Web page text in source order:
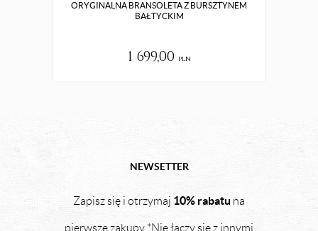
ORYGINALNA BRANSOLETA Z BURSZTYNEM
BAŁTYCKIM
1 699,00 pln
NEWSETTER
Zapisz się i otrzymaj 10% rabatu na
pierwsze zakupy *Nie łączy się z innymi